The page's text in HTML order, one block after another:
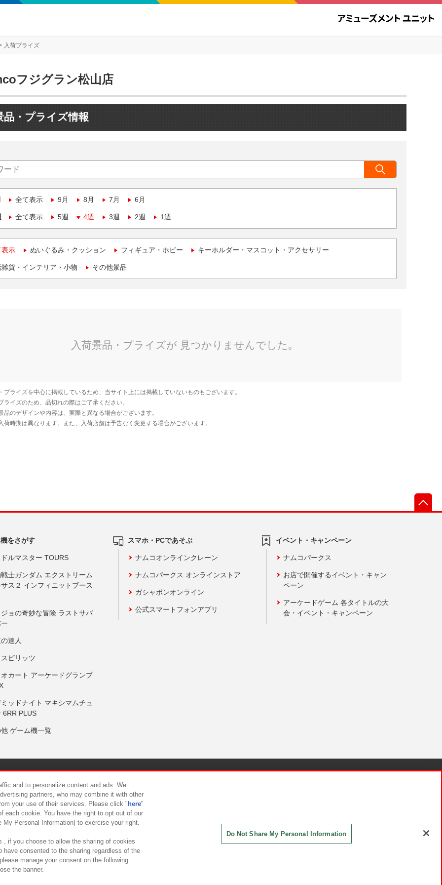
入荷プライズ
フジグラン松山店
品・プライズ情報
全て表示 9月 8月 7月 6月
全て表示 5週 4週 3週 2週 1週
表示 ぬいぐるみ・クッション フィギュア・ホビー キーホルダー・マスコット・アクセサリー
貨・インテリア・小物 その他景品
をさがす
ルマスター TOURS
士ガンダム エクストリーム
ス２ インフィニットブース
ョの奇妙な冒険 ラストサバ
達人
ピリッツ
カート アーケードグランプ
ッドナイト マキシマムチュ
6RR PLUS
ゲーム機一覧
スマホ・PCであそぶ
ナムコオンラインクレーン
ナムコパークス オンラインストア
ガシャポンオンライン
公式スマートフォンアプリ
イベント・キャンペーン
ナムコパークス
お店で開催するイベント・キャン
ペーン
アーケードゲーム 各タイトルの大
会・イベント・キャンペーン
について カスタマーハラスメント対応方針
and to personalize content and ads. We
partners, who may combine it with other
your use of their services. Please click " here"
each cookie. You have the right to opt out of our
Personal Information] to exercise your right.
, if you choose to allow the sharing of cookies
have consented to the sharing regardless of the
manage your consent on the following
the banner.
Do Not Share My Personal Information